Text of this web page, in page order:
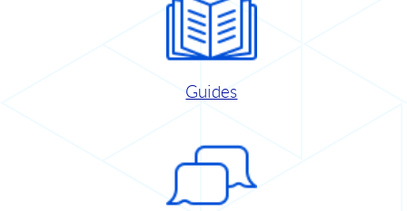
Guides